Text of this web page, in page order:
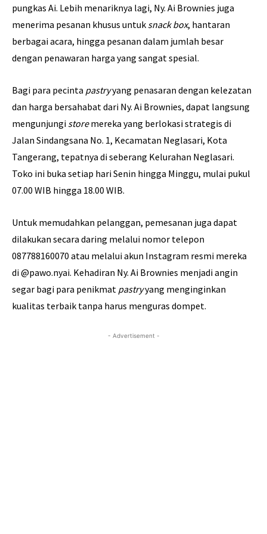
pungkas Ai. Lebih menariknya lagi, Ny. Ai Brownies juga
menerima pesanan khusus untuk snack box, hantaran
berbagai acara, hingga pesanan dalam jumlah besar
dengan penawaran harga yang sangat spesial.
Bagi para pecinta pastryyang penasaran dengan kelezatan
dan harga bersahabat dari Ny. Ai Brownies, dapat langsung
mengunjungi storemereka yang berlokasi strategis di
Jalan Sindangsana No. 1, Kecamatan Neglasari, Kota
Tangerang, tepatnya di seberang Kelurahan Neglasari.
Toko ini buka setiap hari Senin hingga Minggu, mulai pukul
07.00 WIB hingga 18.00 WIB.
Untuk memudahkan pelanggan, pemesanan juga dapat
dilakukan secara daring melalui nomor telepon
087788160070 atau melalui akun Instagram resmi mereka
di @pawo.nyai. Kehadiran Ny. Ai Brownies menjadi angin
segar bagi para penikmat pastryyang menginginkan
kualitas terbaik tanpa harus menguras dompet.
- Advertisement -